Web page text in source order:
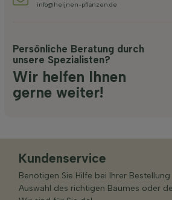
info@heijnen-pflanzen.de
Persönliche Beratung durch
unsere Spezialisten?
Wir helfen Ihnen
gerne weiter!
Kundenservice
Benötigen Sie Hilfe bei Ihrer
Auswahl des richtigen Baumes oder